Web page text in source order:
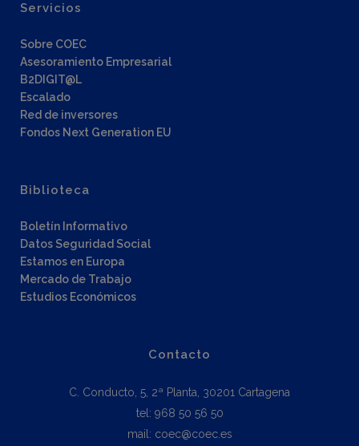
Servicios
Sobre COEC
Asesoramiento Empresarial
B2DIGIT@L
Escalado
Red de inversores
Fondos Next Generation EU
Biblioteca
Boletín Informativo
Datos Seguridad Social
Estamos en Europa
Mercado de Trabajo
Estudios Económicos
Contacto
C. Conducto, 5, 2ª Planta, 30201 Cartagena
tel: 968 50 56 50
mail: coec@coec.es